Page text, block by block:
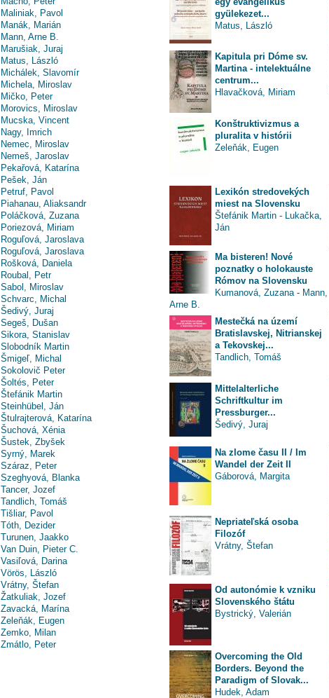
Maliniak, Pavol
Manák, Marián
Mann, Arne B.
Marušiak, Juraj
Matus, László
Michálek, Slavomír
Michela, Miroslav
Mičko, Peter
Morovics, Miroslav
Mucska, Vincent
Nagy, Imrich
Nemec, Miroslav
Nemeš, Jaroslav
Pekařová, Katarína
Pešek, Ján
Petruf, Pavol
Piahanau, Aliaksandr
Poláčková, Zuzana
Poriezová, Miriam
Roguľová, Jaroslava
Roguľová, Jaroslava
Rošková, Daniela
Roubal, Petr
Sabol, Miroslav
Schvarc, Michal
Šedivý, Juraj
Segeš, Dušan
Sikora, Stanislav
Slobodník Martin
Šmigeľ, Michal
Sokolovič Peter
Šoltés, Peter
Štefánik Martin
Steinhübel, Ján
Štulrajterová, Katarína
Šuchová, Xénia
Šustek, Zbyšek
Syrný, Marek
Száraz, Peter
Szeghyová, Blanka
Tancer, Jozef
Tandlich, Tomáš
Tišliar, Pavol
Tóth, Dezider
Turunen, Jaakko
Van Duin, Pieter C.
Vasiľová, Darina
Vörös, László
Vrátny, Štefan
Žatkuliak, Jozef
Zavacká, Marína
Zeleňák, Eugen
Zemko, Milan
Zmátlo, Peter
gyülekezet...
Matus, László
Kapitula pri Dóme sv.
Martina - intelektuálne
centrum...
Hlavačková, Miriam
Konštruktivizmus a
pluralita v histórii
Zeleňák, Eugen
Lexikón stredovekých
miest na Slovensku
Štefánik Martin - Lukačka,
Ján
Ma bisteren! Nové
poznatky o holokauste
Rómov na Slovensku
Kumanová, Zuzana - Mann,
Arne B.
Mestečká na území
Bratislavskej, Nitrianskej
a Tekovskej...
Tandlich, Tomáš
Mittelalterliche
Schriftkultur im
Pressburger...
Šedivý, Juraj
Na zlome času II / Im
Wandel der Zeit II
Gáborová, Margita
Nepriateľská osoba
Filozóf
Vrátny, Štefan
Od autonómie k vzniku
Slovenského štátu
Bystrický, Valerián
Overcoming the Old
Borders. Beyond the
Paradigm of Slovak...
Hudek, Adam